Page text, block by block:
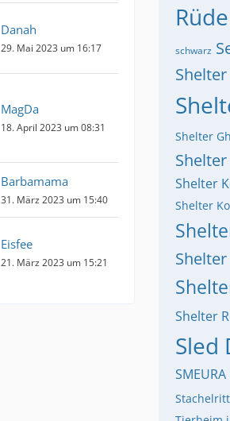
Danah
29. Mai 2023 um 16:17
MagDa
18. April 2023 um 08:31
Barbamama
31. März 2023 um 15:40
Eisfee
21. März 2023 um 15:21
Rüde
schwarz
Shelter
Shelter
Shelter
Shelter
Sled
SMEURA